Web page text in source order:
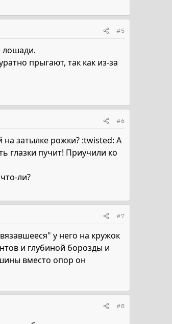
#5
лошади.
прыгают, так как из-за
#6
на затылке рожки? :twisted: А
глазки пучит! Приучили ко
ли?
#7
у него на кружок
и глубиной борозды и
вместо опор он
#8